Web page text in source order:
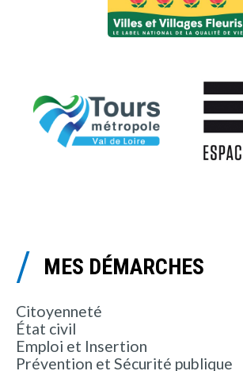
MES DÉMARCHES
Citoyenneté
État civil
Emploi et Insertion
Prévention et Sécurité publique